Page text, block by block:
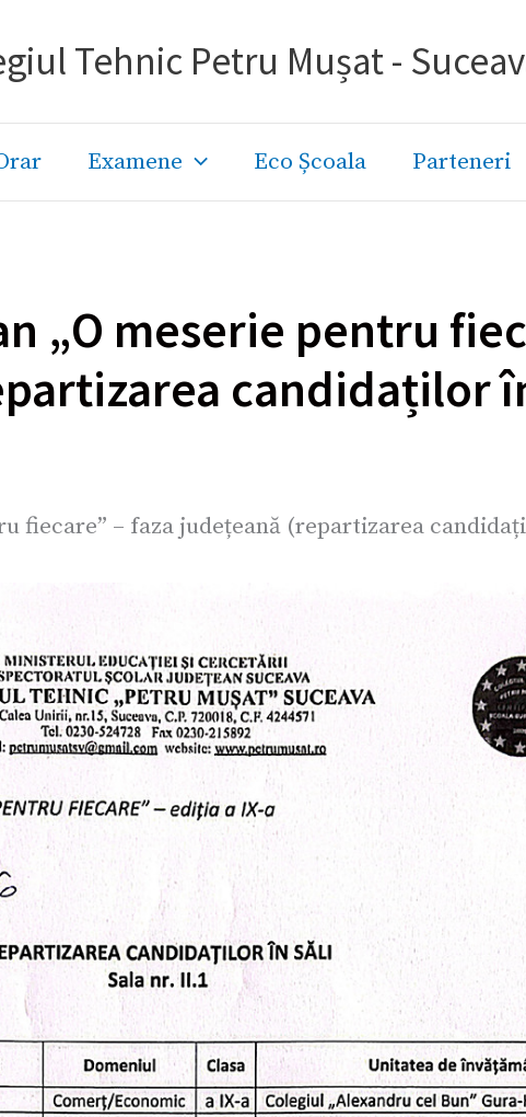
Tehnic Petru Mușat -
Examene Eco Școala Parteneri
„O meserie pentru
candidaților
fiecare” – faza județeană (repartizarea